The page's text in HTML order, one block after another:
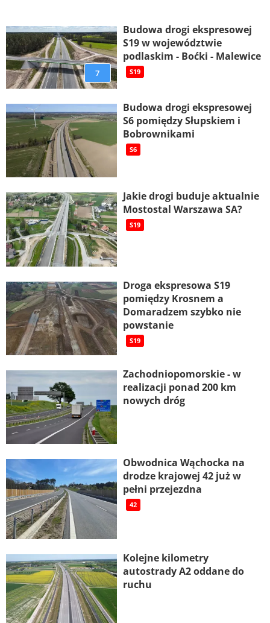
7
Budowa drogi ekspresowej
S19 w województwie
podlaskim - Boćki - Malewice
S19
Budowa drogi ekspresowej
S6 pomiędzy Słupskiem i
Bobrownikami
S6
Jakie drogi buduje aktualnie
Mostostal Warszawa SA?
S19
Droga ekspresowa S19
pomiędzy Krosnem a
Domaradzem szybko nie
powstanie
S19
Zachodniopomorskie - w
realizacji ponad 200 km
nowych dróg
Obwodnica Wąchocka na
drodze krajowej 42 już w
pełni przejezdna
42
Kolejne kilometry
autostrady A2 oddane do
ruchu